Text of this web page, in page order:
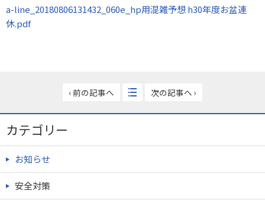
a-line_20180806131432_060e_hp用混雑予想 h30年度お盆連
休.pdf
‹ 前の記事へ 次の記事へ ›
カテゴリー
お知らせ
安全対策